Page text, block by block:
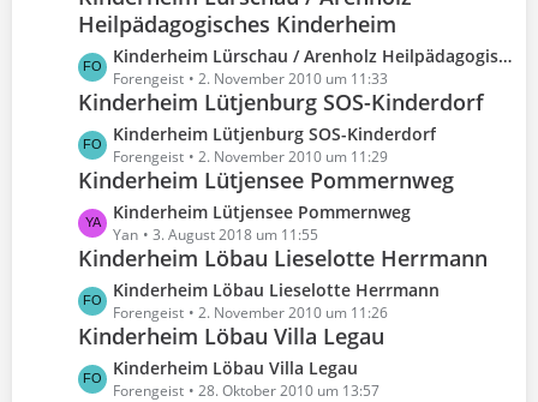
t
r
ä
g
e
B
e
i
r
ä
g
e
z
e
B
e
i
r
ä
g
e
Heilpädagogisches Kinderheim
L
e
t
z
t
e
e
i
t
r
ä
g
e
Kinderheim Lürschau / Arenholz Heilpädagogisches Kinderheim
Forengeist 2. November 2010 um 11:33
Kinderheim Lütjenburg SOS-Kinderdorf
L
e
t
z
t
e
e
i
t
r
Kinderheim Lütjenburg SOS-Kinderdorf
Forengeist 2. November 2010 um 11:29
Kinderheim Lütjensee Pommernweg
L
e
t
z
t
e
e
Kinderheim Lütjensee Pommernweg
Yan 3. August 2018 um 11:55
Kinderheim Löbau Lieselotte Herrmann
L
e
t
z
t
Kinderheim Löbau Lieselotte Herrmann
Forengeist 2. November 2010 um 11:26
Kinderheim Löbau Villa Legau
L
e
Kinderheim Löbau Villa Legau
Forengeist 28. Oktober 2010 um 13:57